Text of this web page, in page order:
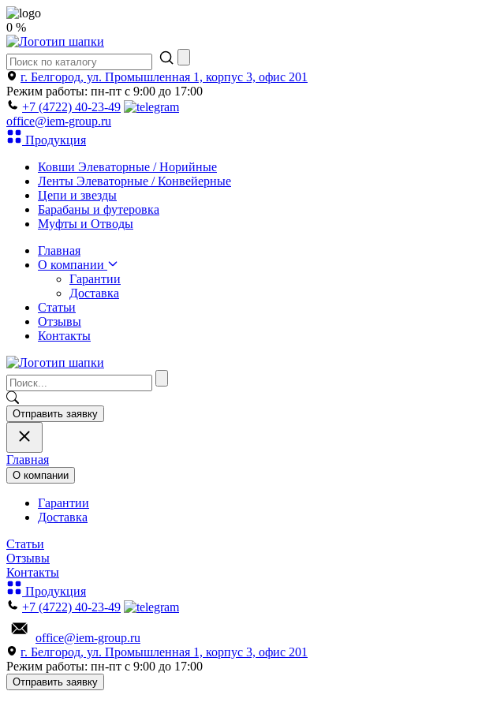
0 %
г. Белгород, ул. Промышленная 1, корпус 3, офис 201
Режим работы: пн-пт с 9:00 до 17:00
+7 (4722) 40-23-49
office@iem-group.ru
Продукция
Ковши Элеваторные / Норийные
Ленты Элеваторные / Конвейерные
Цепи и звезды
Барабаны и футеровка
Муфты и Отводы
Главная
О компании
Гарантии
Доставка
Статьи
Отзывы
Контакты
Отправить заявку
Главная
О компании
Гарантии
Доставка
Статьи
Отзывы
Контакты
Продукция
+7 (4722) 40-23-49
office@iem-group.ru
г. Белгород, ул. Промышленная 1, корпус 3, офис 201
Режим работы: пн-пт с 9:00 до 17:00
Отправить заявку